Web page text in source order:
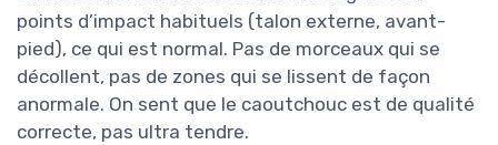
points d’impact habituels (talon externe, avant-
pied), ce qui est normal. Pas de morceaux qui se
décollent, pas de zones qui se lissent de façon
anormale. On sent que le caoutchouc est de qualité
correcte, pas ultra tendre.